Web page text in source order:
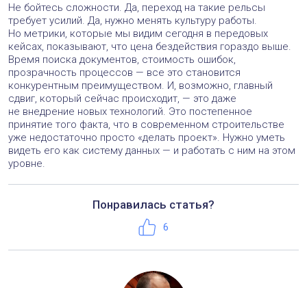
Не бойтесь сложности. Да, переход на такие рельсы
требует усилий. Да, нужно менять культуру работы.
Но метрики, которые мы видим сегодня в передовых
кейсах, показывают, что цена бездействия гораздо выше.
Время поиска документов, стоимость ошибок,
прозрачность процессов — все это становится
конкурентным преимуществом. И, возможно, главный
сдвиг, который сейчас происходит, — это даже
не внедрение новых технологий. Это постепенное
принятие того факта, что в современном строительстве
уже недостаточно просто «делать проект». Нужно уметь
видеть его как систему данных — и работать с ним на этом
уровне.
+7 (495) 221-50-56
Понравилась статья?
Нравится
6